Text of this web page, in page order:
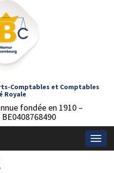
Comptables et Comptables
Royale
fondée en 1910 –